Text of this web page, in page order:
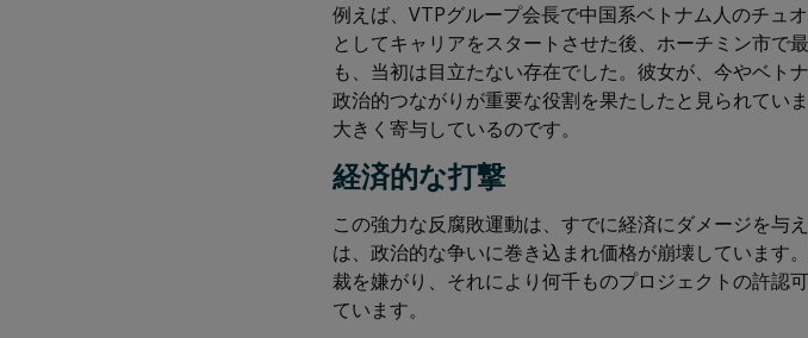
例えば、VTPグループ会長で中国系ベトナム人のチュ
としてキャリアをスタートさせた後、ホーチミン市で
も、当初は目立たない存在でした。彼女が、今やベト
政治的つながりが重要な役割を果たしたと見られてい
大きく寄与しているのです。
経済的な打撃
この強力な反腐敗運動は、すでに経済にダメージを与
は、政治的な争いに巻き込まれ価格が崩壊しています
裁を嫌がり、それにより何千ものプロジェクトの許認
ています。